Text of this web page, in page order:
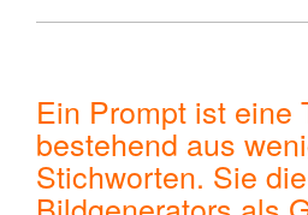
Ein Prompt ist eine
bestehend aus
Stichworten. Sie